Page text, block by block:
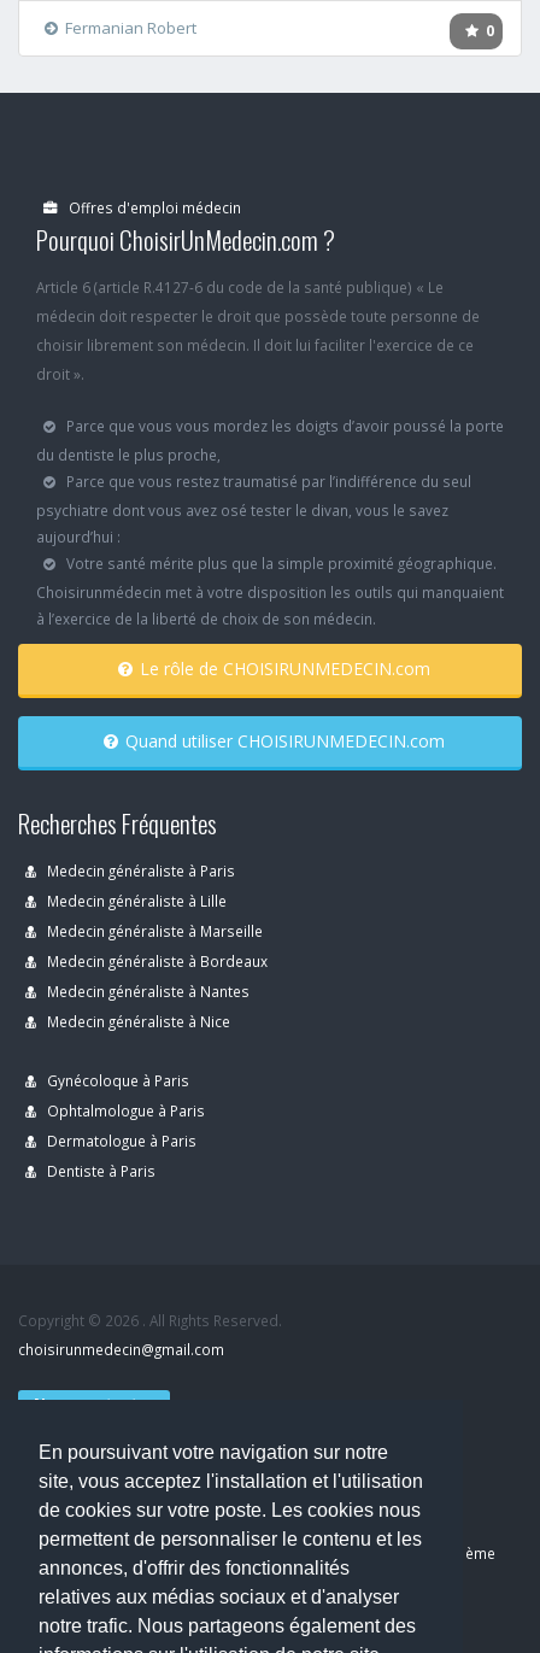
En poursuivant votre navigation sur notre
site, vous acceptez l'installation et l'utilisation
de cookies sur votre poste. Les cookies nous
permettent de personnaliser le contenu et les
annonces, d'offrir des fonctionnalités
relatives aux médias sociaux et d'analyser
notre trafic. Nous partageons également des
0
Fermanian Robert
Offres d'emploi médecin
Pourquoi ChoisirUnMedecin.com ?
Article 6 (article R.4127-6 du code de la santé publique) « Le
médecin doit respecter le droit que possède toute personne de
choisir librement son médecin. Il doit lui faciliter l'exercice de ce
droit ».
Parce que vous vous mordez les doigts d’avoir poussé la porte
du dentiste le plus proche,
Parce que vous restez traumatisé par l’indifférence du seul
psychiatre dont vous avez osé tester le divan, vous le savez
aujourd’hui :
Votre santé mérite plus que la simple proximité géographique.
Choisirunmédecin met à votre disposition les outils qui manquaient
à l’exercice de la liberté de choix de son médecin.
Le rôle de CHOISIRUNMEDECIN.com
Quand utiliser CHOISIRUNMEDECIN.com
Recherches Fréquentes
Medecin généraliste à Paris
Medecin généraliste à Lille
Medecin généraliste à Marseille
Medecin généraliste à Bordeaux
Medecin généraliste à Nantes
Medecin généraliste à Nice
Gynécoloque à Paris
Ophtalmologue à Paris
Dermatologue à Paris
Dentiste à Paris
Copyright © 2026 . All Rights Reserved.
choisirunmedecin@gmail.com
Nous contacter
Dernier avis : Kassab Mourad, Chirurgien orthopédiste à Paris 11ème
Mentions légales